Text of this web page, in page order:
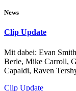
News
Clip Update
Mit dabei: Evan
Berle, Mike Carroll,
Capaldi, Raven
Clip Update